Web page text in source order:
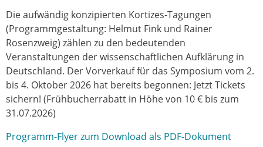
Die aufwändig konzipierten Kortizes-Tagungen
(Programmgestaltung: Helmut Fink und Rainer
Rosenzweig) zählen zu den bedeutenden
Veranstaltungen der wissenschaftlichen Aufklärung in
Deutschland. Der Vorverkauf für das Symposium vom 2.
bis 4. Oktober 2026 hat bereits begonnen: Jetzt Tickets
sichern! (Frühbucherrabatt in Höhe von 10 € bis zum
31.07.2026)
Programm-Flyer zum Download als PDF-Dokument